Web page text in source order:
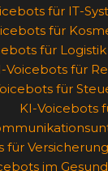
für IT-
für
für
Voicebots für
für
KI-Voicebots
für
im